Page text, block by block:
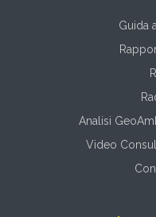
Guida
Analisi
Video